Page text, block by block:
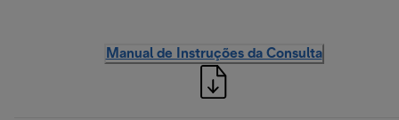
Manual de Instruções da Consulta